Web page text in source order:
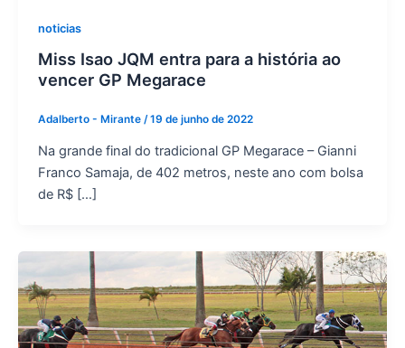
noticias
Miss Isao JQM entra para a história ao
vencer GP Megarace
Adalberto - Mirante /19 de junho de 2022
Na grande final do tradicional GP Megarace – Gianni
Franco Samaja, de 402 metros, neste ano com bolsa
de R$ […]